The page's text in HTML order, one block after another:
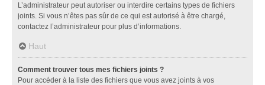
L’administrateur peut autoriser ou interdire certains types de fichiers
joints. Si vous n’êtes pas sûr de ce qui est autorisé à être chargé,
contactez l’administrateur pour plus d’informations.
Haut
Comment trouver tous mes fichiers joints ?
Pour accéder à la liste des fichiers que vous avez joints à vos